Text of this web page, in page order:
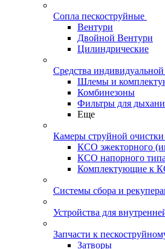
Сопла пескоструйные
Вентури
Двойной Вентури
Цилиндрические
Средства
Шлемы и
Комбинезоны
Фильтры для
Еще
Камеры струйной очистки
КСО эжекторного
КСО напорного типа
Комплектующие к
Системы сбора и
Устройства для
Запчасти к
Затворы